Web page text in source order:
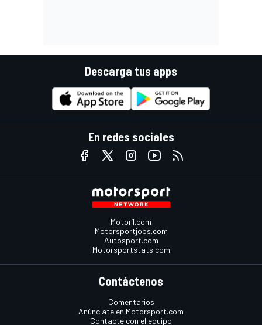
Descarga tus apps
En redes sociales
Motor1.com
Motorsportjobs.com
Autosport.com
Motorsportstats.com
Contáctenos
Comentarios
Anúnciate en Motorsport.com
Contacte con el equipo